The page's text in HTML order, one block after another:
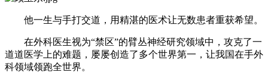
他一生与手打交道，用精湛的医术让无数患者重获希望。
在外科医生视为“禁区”的臂丛神经研究领域中，攻克了一
道道医学上的难题，屡屡创造了多个世界第一，让我国在手外
科领域领跑全世界。